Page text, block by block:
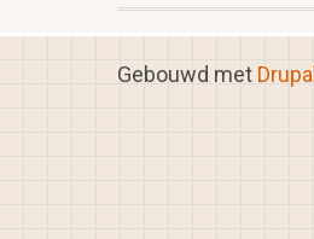
Gebouwd met Drupal